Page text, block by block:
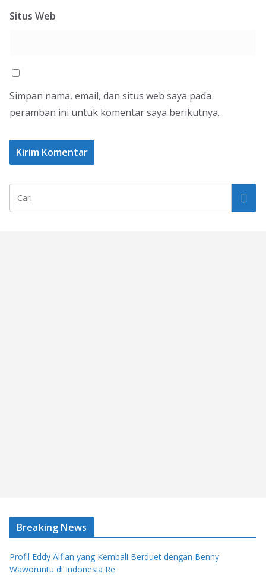
Situs Web
Simpan nama, email, dan situs web saya pada
peramban ini untuk komentar saya berikutnya.
Breaking News
Profil Eddy Alfian yang Kembali Berduet dengan Benny
Waworuntu di Indonesia Re